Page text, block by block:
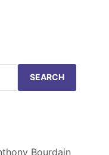
SEARCH
Bourdain